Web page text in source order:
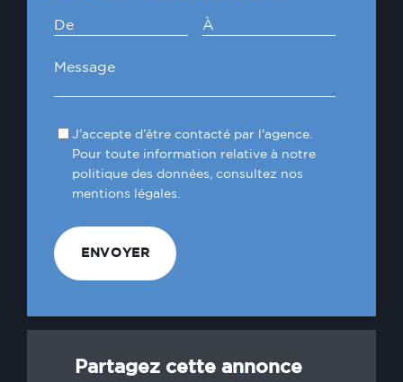
De À
J’accepte d’être contacté par l'agence.
Pour toute information relative à notre
politique des données, consultez nos
mentions légales.
Partagez cette annonce